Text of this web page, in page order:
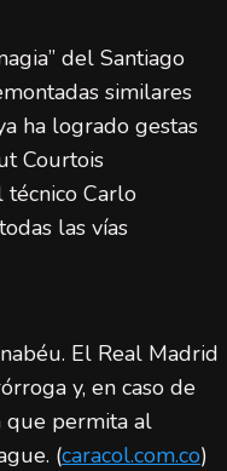
del Santiago
similares
ha logrado gestas
Courtois
técnico Carlo
las vías
El Real Madrid
y, en caso de
que permita al
(caracol.com.co)
2026